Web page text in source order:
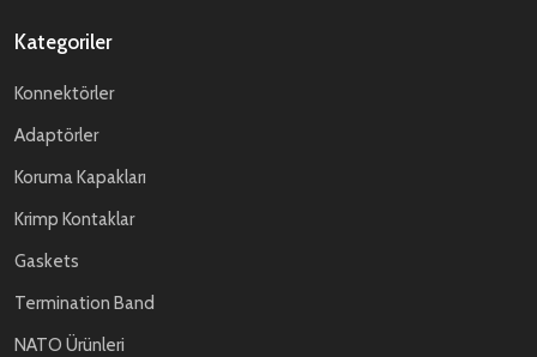
Kategoriler
Konnektörler
Adaptörler
Koruma Kapakları
Krimp Kontaklar
Gaskets
Termination Band
NATO Ürünleri